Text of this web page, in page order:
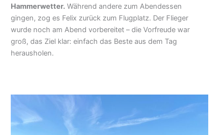
versprachen Hammerwetter.Während andere zum
Abendessen gingen, zog es Felix zurück zum Flugplatz.
Der Flieger wurde noch am Abend vorbereitet – die
Vorfreude war groß, das Ziel klar: einfach das Beste aus
dem Tag herausholen.